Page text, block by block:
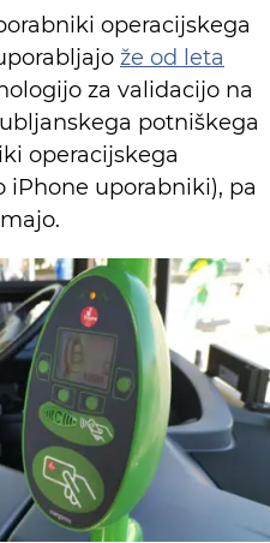
operacijskega
že od leta
za validacijo na
potniškega
operacijskega
iPhone uporabniki), pa